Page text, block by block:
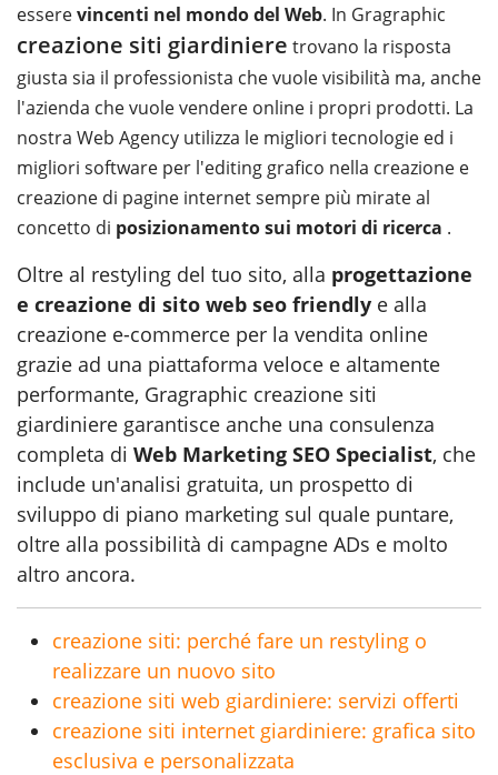
esserevincenti nel mondo del Web. In Gragraphic
creazione siti giardiniere trovano la risposta
giusta sia il professionista che vuole visibilità ma, anche
l'azienda che vuole vendere online i propri prodotti. La
nostra Web Agency utilizza le migliori tecnologie ed i
migliori software per l'editing grafico nella creazione e
creazione di pagine internet sempre più mirate al
concetto di posizionamento sui motori di ricerca .
Oltre al restyling del tuo sito, alla progettazione
e creazione di sito web seo friendly e alla
creazione e-commerce per la vendita online
grazie ad una piattaforma veloce e altamente
performante, Gragraphic creazione siti
giardiniere garantisce anche una consulenza
completa di Web Marketing SEO Specialist, che
include un'analisi gratuita, un prospetto di
sviluppo di piano marketing sul quale puntare,
oltre alla possibilità di campagne ADs e molto
altro ancora.
creazione siti: perché fare un restyling o
realizzare un nuovo sito
creazione siti web giardiniere: servizi offerti
creazione siti internet giardiniere: grafica sito
esclusiva e personalizzata